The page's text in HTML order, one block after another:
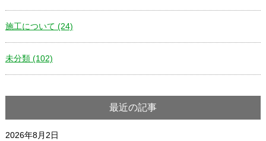
施工について (24)
未分類 (102)
最近の記事
2026年8月2日